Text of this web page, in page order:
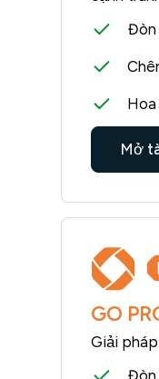
Đòn
Mở
GO
Giải
Đòn